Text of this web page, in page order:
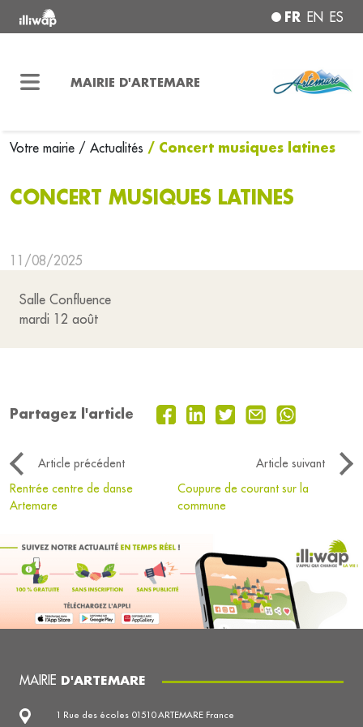
FR EN ES
MAIRIE D'ARTEMARE
Votre mairie / Actualités / Concert musiques latines
CONCERT MUSIQUES LATINES
11/08/2025
Salle Confluence
mardi 12 août
Partagez l'article
Article précédent
Article suivant
Rentrée centre de danse
Artemare
Coupure de courant sur la
commune
MAIRIE D'ARTEMARE
1 Rue des écoles 01510 ARTEMARE France